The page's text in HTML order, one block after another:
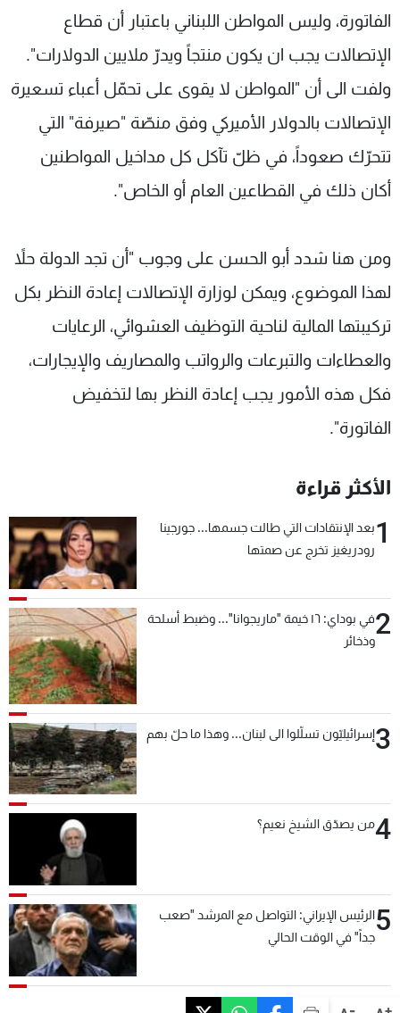
الفاتورة، وليس المواطن اللبناني باعتبار أن قطاع
الإتصالات يجب ان يكون منتجاً ويدرّ ملايين الدولارات".
ولفت الى أن "المواطن لا يقوى على تحمّل أعباء تسعيرة
الإتصالات بالدولار الأميركي وفق منصّة "صيرفة" التي
تتحرّك صعوداً، في ظلّ تآكل كل مداخيل المواطنين
أكان ذلك في القطاعين العام أو الخاص".
ومن هنا شدد أبو الحسن على وجوب "أن تجد الدولة حلاً
لهذا الموضوع، ويمكن لوزارة الإتصالات إعادة النظر بكل
تركيبتها المالية لناحية التوظيف العشوائي، الرعايات
والعطاءات والتبرعات والرواتب والمصاريف والإيجارات،
فكل هذه الأمور يجب إعادة النظر بها لتخفيض
الفاتورة".
الأكثر قراءة
1بعد الإنتقادات التي طالت جسمها... جورجينا
رودريغيز تخرج عن صمتها
2
في بوداي: ١٦ خيمة "ماريجوانا"... وضبط أسلحة
وذخائر
3إسرائيليّون تسلّلوا الى لبنان... وهذا ما حلّ بهم
4من يصدّق الشيخ نعيم؟
5الرئيس الإيراني: التواصل مع المرشد "صعب
جداً" في الوقت الحالي